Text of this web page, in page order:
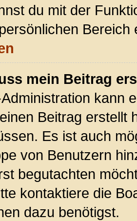
du mit der
Bereich
mein Beitrag
kann
Beitrag erstellt
Es ist auch
von Benutzern
begutachten
kontaktiere die
dazu benötigst.